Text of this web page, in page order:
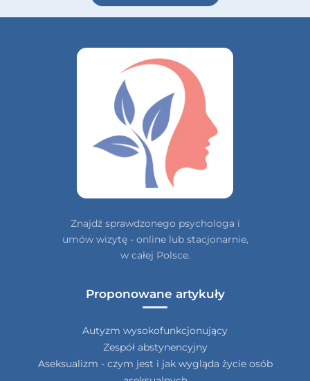
Znajdź sprawdzonego psychologa i
umów wizytę - online lub stacjonarnie,
w całej Polsce.
Proponowane artykuły
Autyzm wysokofunkcjonujący
Zespół abstynencyjny
Aseksualizm - czym jest i jak wygląda życie osób